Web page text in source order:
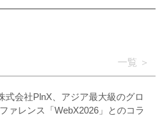
一覧
式会社PlnX、アジア最大級のグロ
ァレンス「WebX2026」とのコラ